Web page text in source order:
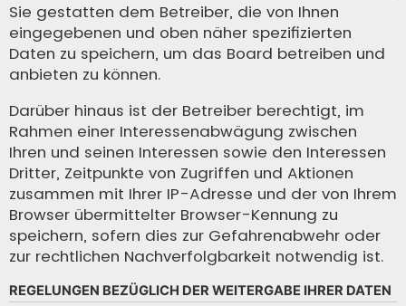
Sie gestatten dem Betreiber, die von Ihnen
eingegebenen und oben näher spezifizierten
Daten zu speichern, um das Board betreiben und
anbieten zu können.
Darüber hinaus ist der Betreiber berechtigt, im
Rahmen einer Interessenabwägung zwischen
Ihren und seinen Interessen sowie den Interessen
Dritter, Zeitpunkte von Zugriffen und Aktionen
zusammen mit Ihrer IP-Adresse und der von Ihrem
Browser übermittelter Browser-Kennung zu
speichern, sofern dies zur Gefahrenabwehr oder
zur rechtlichen Nachverfolgbarkeit notwendig ist.
REGELUNGEN BEZÜGLICH DER WEITERGABE IHRER DATEN